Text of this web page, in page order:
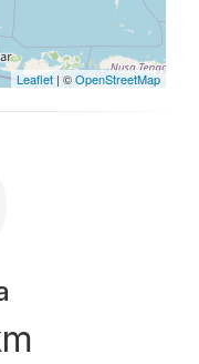
Leaflet | ©OpenStreetMap